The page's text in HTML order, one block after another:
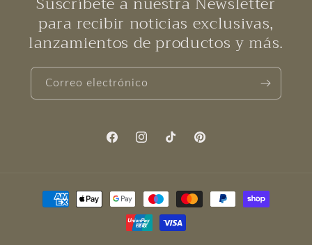
para recibir noticias exclusivas,
lanzamientos de productos y más.
Correo electrónico
FacebookInstagramTikTok Pinterest
Formas